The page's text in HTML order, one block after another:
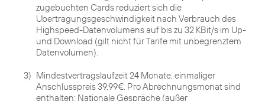
zugebuchten Cards reduziert sich die
Übertragungsgeschwindigkeit nach Verbrauch des
Highspeed-Datenvolumens auf bis zu 32 KBit/s im Up-
und Download (gilt nicht für Tarife mit unbegrenztem
Datenvolumen).
3) Mindestvertragslaufzeit 24 Monate, einmaliger
Anschlusspreis 39,99€. Pro Abrechnungsmonat sind
enthalten: Nationale Gespräche (außer